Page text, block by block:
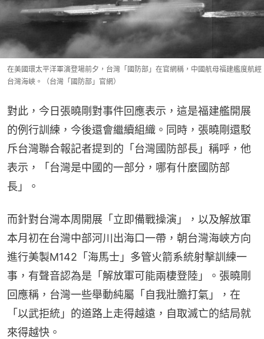
在美國環太平洋軍演登場前夕，台灣「國防部」在官網稱，中國航母福建艦度航經
台灣海峽。（台灣「國防部」官網）
對此，今日張曉剛對事件回應表示，這是福建艦開展
的例行訓練，今後還會繼續組織。同時，張曉剛還駁
斥台灣聯合報記者提到的「台灣國防部長」稱呼，他
表示，「台灣是中國的一部分，哪有什麼國防部
長」。
而針對台灣本周開展「立即備戰操演」，以及解放軍
本月初在台灣中部河川出海口一帶，朝台灣海峽方向
進行美製M142「海馬士」多管火箭系統射擊訓練一
事，有聲音認為是「解放軍可能兩棲登陸」。張曉剛
回應稱，台灣一些舉動純屬「自我壯膽打氣」，在
「以武拒統」的道路上走得越遠，自取滅亡的結局就
來得越快。